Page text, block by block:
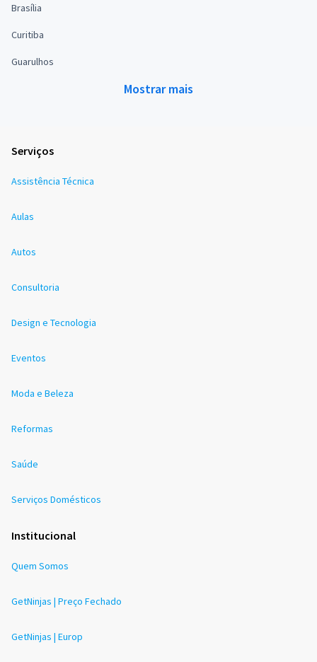
Brasília
Curitiba
Guarulhos
Mostrar mais
Serviços
Assistência Técnica
Aulas
Autos
Consultoria
Design e Tecnologia
Eventos
Moda e Beleza
Reformas
Saúde
Serviços Domésticos
Institucional
Quem Somos
GetNinjas | Preço Fechado
GetNinjas | Europ